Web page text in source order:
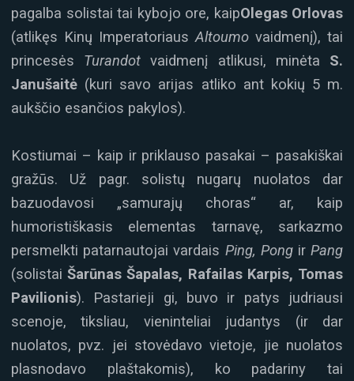
pagalba solistai tai kybojo ore, kaipOlegas Orlovas
(atlikęs Kinų Imperatoriaus Altoumo vaidmenį), tai
princesės Turandot vaidmenį atlikusi, minėta S.
Janušaitė (kuri savo arijas atliko ant kokių 5 m.
aukščio esančios pakylos).
Kostiumai – kaip ir priklauso pasakai – pasakiškai
gražūs. Už pagr. solistų nugarų nuolatos dar
bazuodavosi „samurajų choras“ ar, kaip
humoristiškasis elementas tarnavę, sarkazmo
persmelkti patarnautojai vardais Ping, Pong irPang
(solistaiŠarūnas Šapalas, Rafailas Karpis, Tomas
Pavilionis). Pastarieji gi, buvo ir patys judriausi
scenoje, tiksliau, vieninteliai judantys (ir dar
nuolatos, pvz. jei stovėdavo vietoje, jie nuolatos
plasnodavo plaštakomis), ko padariny tai